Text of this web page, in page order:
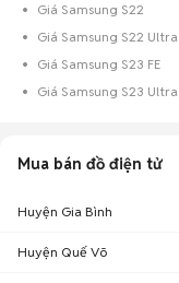
Giá Samsung S22
Giá Samsung S22 Ultra
Giá Samsung S23 FE
Giá Samsung S23 Ultra
Mua bán đồ điện tử
Huyện Gia Bình
Huyện Quế Võ